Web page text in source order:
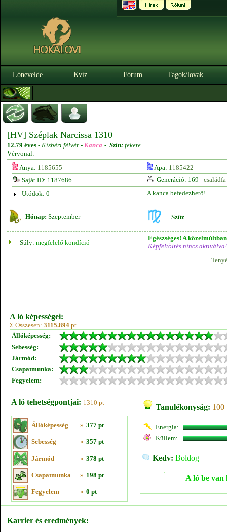
Lónevelde Kvíz Fórum Tagok/lovak
[HV] Széplak Narcissa 1310
12.79 éves - Kisbéri félvér - Kanca - Szín: fekete
Vérvonal: -
Anya: 1185655 Apa: 1185422
Saját ID: 1187686
Generáció: 169 - családfa
Utódok: 0
A kanca befedezhető!
Hónap: Szeptember Szűz
Súly: megfelelő kondíció
Egészséges! A
Képfeltöltés nincs aktiválva!
A ló képességei:
Σ Összesen: 3115.894 pt
Állóképesség:
Sebesség:
Jármód:
Csapatmunka:
Fegyelem:
A ló tehetségpontjai: 1310 pt
Állóképesség » 377 pt
Sebesség » 357 pt
Jármód » 378 pt
Csapatmunka » 198 pt
Fegyelem » 0 pt
Tanulékonyság: 100
Energia:
Küllem:
Kedv: Boldog
A ló be van
Karrier és eredmények: